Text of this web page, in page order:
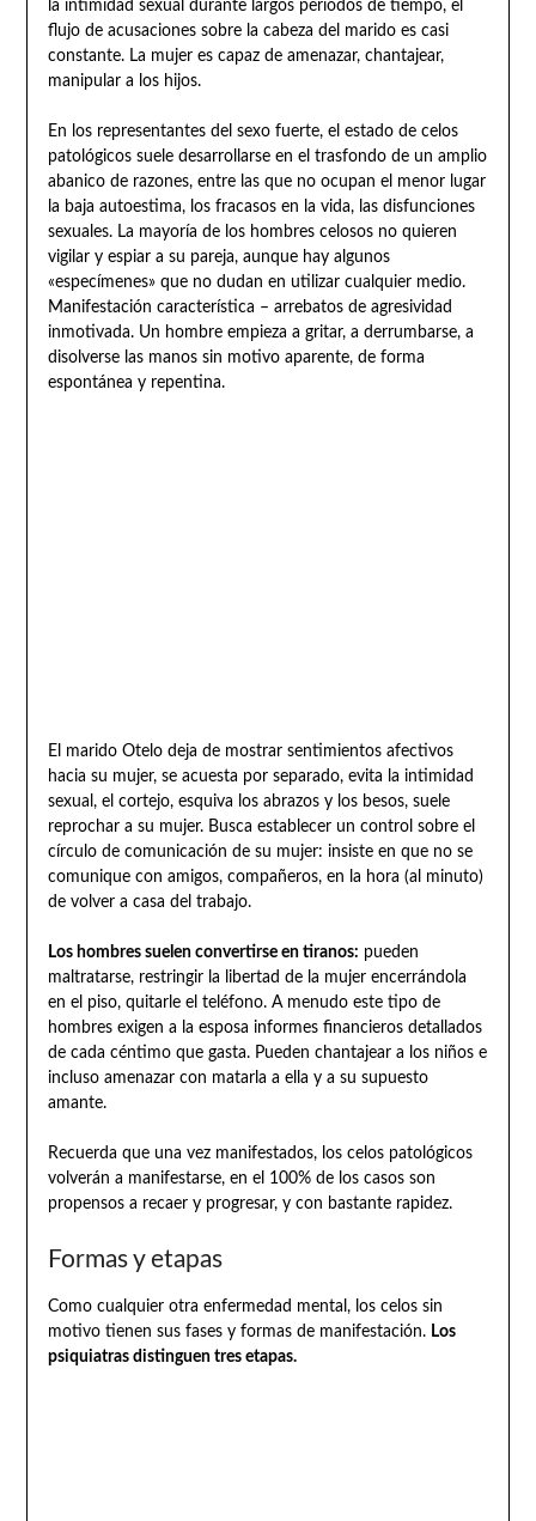
la intimidad sexual durante largos periodos de tiempo, el
flujo de acusaciones sobre la cabeza del marido es casi
constante. La mujer es capaz de amenazar, chantajear,
manipular a los hijos.
En los representantes del sexo fuerte, el estado de celos
patológicos suele desarrollarse en el trasfondo de un amplio
abanico de razones, entre las que no ocupan el menor lugar
la baja autoestima, los fracasos en la vida, las disfunciones
sexuales. La mayoría de los hombres celosos no quieren
vigilar y espiar a su pareja, aunque hay algunos
«especímenes» que no dudan en utilizar cualquier medio.
Manifestación característica – arrebatos de agresividad
inmotivada. Un hombre empieza a gritar, a derrumbarse, a
disolverse las manos sin motivo aparente, de forma
espontánea y repentina.
El marido Otelo deja de mostrar sentimientos afectivos
hacia su mujer, se acuesta por separado, evita la intimidad
sexual, el cortejo, esquiva los abrazos y los besos, suele
reprochar a su mujer. Busca establecer un control sobre el
círculo de comunicación de su mujer: insiste en que no se
comunique con amigos, compañeros, en la hora (al minuto)
de volver a casa del trabajo.
Los hombres suelen convertirse en tiranos: pueden
maltratarse, restringir la libertad de la mujer encerrándola
en el piso, quitarle el teléfono. A menudo este tipo de
hombres exigen a la esposa informes financieros detallados
de cada céntimo que gasta. Pueden chantajear a los niños e
incluso amenazar con matarla a ella y a su supuesto
amante.
Recuerda que una vez manifestados, los celos patológicos
volverán a manifestarse, en el 100% de los casos son
propensos a recaer y progresar, y con bastante rapidez.
Formas y etapas
Como cualquier otra enfermedad mental, los celos sin
motivo tienen sus fases y formas de manifestación. Los
psiquiatras distinguen tres etapas.